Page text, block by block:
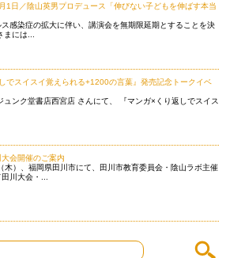
1日／陰山英男プロデュース「伸びない子どもを伸ばす本当
感染症の拡大に伴い、講演会を無期限延期とすることを決
には...
でスイスイ覚えられる+1200の言葉』発売記念トークイベ
ュンク堂書店西宮店 さんにて、 『マンガ×くり返しでスイス
会開催のご案内
木）、福岡県田川市にて、田川市教育委員会・陰山ラボ主催
川大会・...